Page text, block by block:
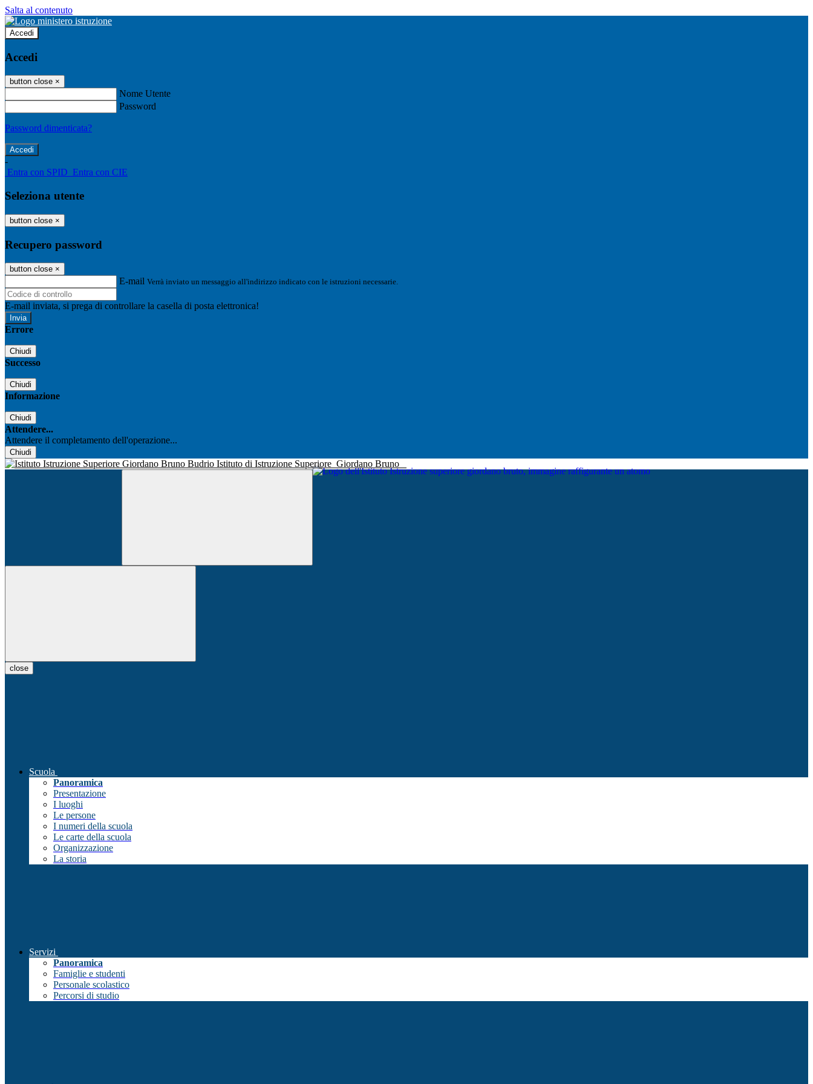
Salta al contenuto
Accedi
Accedi
button close ×
Nome Utente
Password
Password dimenticata?
-
Entra con SPID Entra con CIE
Seleziona utente
button close ×
Recupero password
button close ×
E-mail Verrà inviato un messaggio all'indirizzo indicato con le istruzioni necessarie.
E-mail inviata, si prega di controllare la casella di posta elettronica!
Errore
Chiudi
Successo
Chiudi
Informazione
Chiudi
Attendere...
Attendere il completamento dell'operazione...
Chiudi
Istituto di Istruzione Superiore Giordano Bruno
close
Scuola
Panoramica
Presentazione
I luoghi
Le persone
I numeri della scuola
Le carte della scuola
Organizzazione
La storia
Servizi
Panoramica
Famiglie e studenti
Personale scolastico
Percorsi di studio